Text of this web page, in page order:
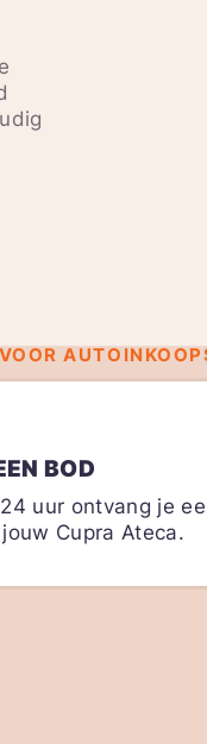
BOD
uur ontvang je
Cupra Ateca.